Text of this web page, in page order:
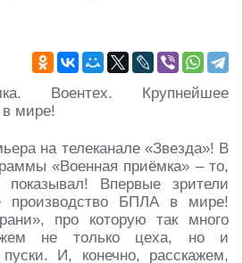
на телеканале «Звезда»! В
«Военная приёмка» – то,
Впервые зрители
производство БПЛА в мире!
про которую так много
не только цеха, но и
И, конечно, расскажем,